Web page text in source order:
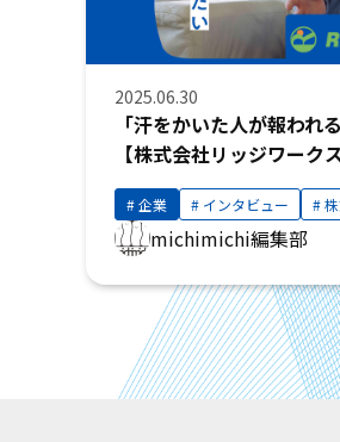
2025.06.30
「汗をかいた人が報われ
【株式会社リッジワークス
企業 インタビュー
michimichi編集部